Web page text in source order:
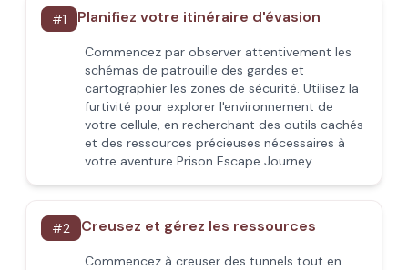
#1 Planifiez votre itinéraire d'évasion
Commencez par observer attentivement les
schémas de patrouille des gardes et
cartographier les zones de sécurité. Utilisez la
furtivité pour explorer l'environnement de
votre cellule, en recherchant des outils cachés
et des ressources précieuses nécessaires à
votre aventure Prison Escape Journey.
#2 Creusez et gérez les ressources
Commencez à creuser des tunnels tout en